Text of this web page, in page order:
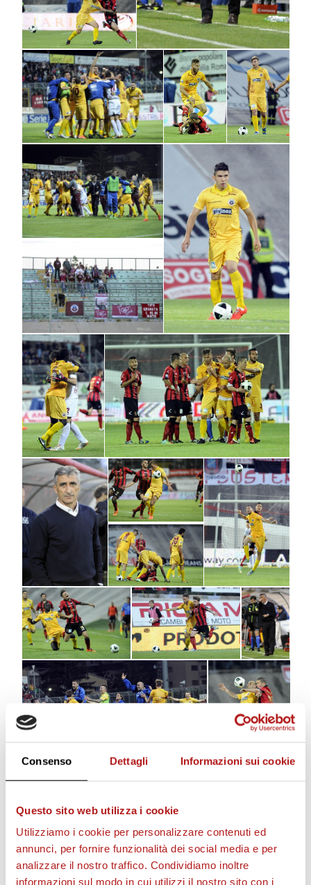
Consenso Dettagli Informazioni sui cookie
Questo sito web utilizza i cookie
Utilizziamo i cookie per personalizzare contenuti ed
annunci, per fornire funzionalità dei social media e per
analizzare il nostro traffico. Condividiamo inoltre
informazioni sul modo in cui utilizzi il nostro sito con i
STAGIONE 2026/27